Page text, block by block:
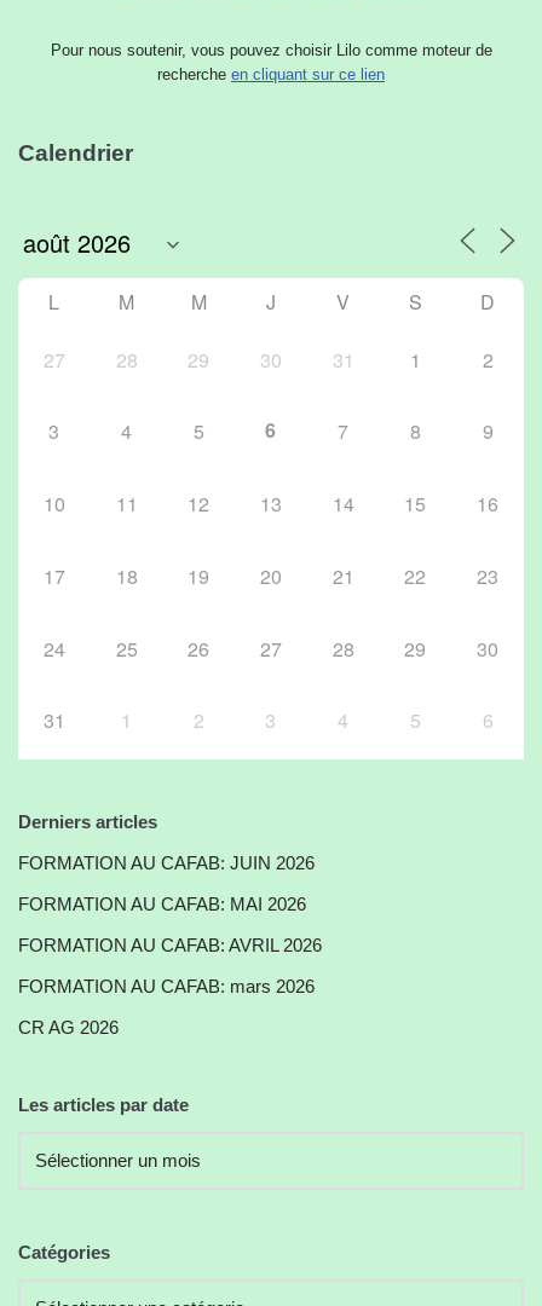
Pour nous soutenir, vous pouvez choisir Lilo comme moteur de
recherche en cliquant sur ce lien
Calendrier
L M M J V S D
27 28 29 30 31 1 2
3 4 5 6 7 8 9
10 11 12 13 14 15 16
17 18 19 20 21 22 23
24 25 26 27 28 29 30
31 1 2 3 4 5 6
Derniers articles
FORMATION AU CAFAB: JUIN 2026
FORMATION AU CAFAB: MAI 2026
FORMATION AU CAFAB: AVRIL 2026
FORMATION AU CAFAB: mars 2026
CR AG 2026
Les articles par date
Catégories